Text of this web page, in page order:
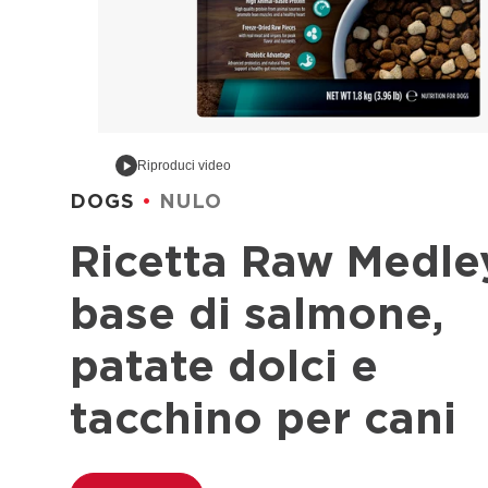
Riproduci video
DOGS NULO
Ricetta Raw
base di salmone,
patate dolci e
tacchino per cani